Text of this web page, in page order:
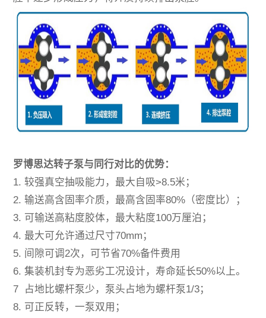
罗博思达转子泵与同行对比的优势：
1. 较强真空抽吸能力，最大自吸>8.5米；
2. 输送高含固率介质，最高含固率80%（密度比）；
3. 可输送高粘度胶体，最大粘度100万厘泊；
4. 最大可允许通过尺寸70mm；
5. 间隙可调2次，可节省70%备件费用
6. 集装机封专为恶劣工况设计，寿命延长50%以上。
7 占地比螺杆泵少，泵头占地为螺杆泵1/3；
8. 可正反转，一泵双用；